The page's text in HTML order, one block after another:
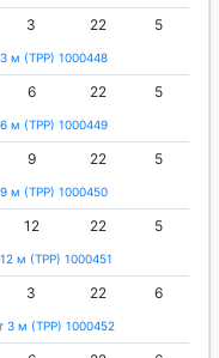
3 22 5
м (ТРР) 1000448
6 22 5
м (ТРР) 1000449
9 22 5
м (ТРР) 1000450
12 22 5
м (ТРР) 1000451
3 22 6
3 м (ТРР) 1000452